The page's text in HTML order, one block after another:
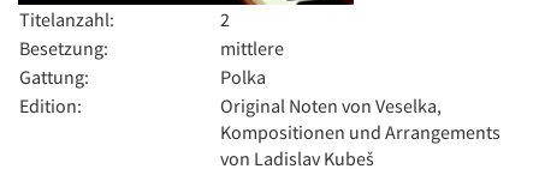
Titelanzahl:
2
Besetzung:
mittlere
Gattung:
Polka
Edition:
Original Noten von Veselka,
Kompositionen und Arrangements
von Ladislav Kubeš